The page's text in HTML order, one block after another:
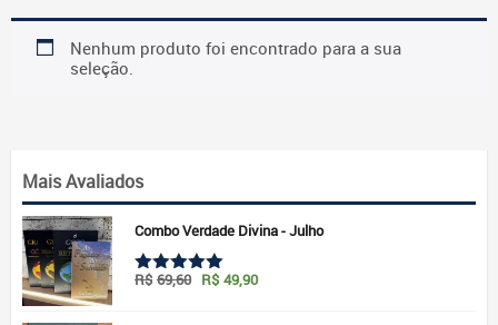
Nenhum produto foi encontrado para a sua
seleção.
Mais Avaliados
Combo Verdade Divina - Julho
Avaliação
R$ 69,60 O
R$ 49,90